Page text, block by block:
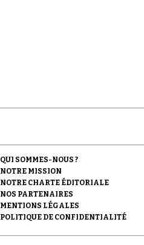
QUI SOMMES-NOUS ?
NOTRE MISSION
NOTRE CHARTE ÉDITORIALE
NOS PARTENAIRES
MENTIONS LÉGALES
POLITIQUE DE CONFIDENTIALITÉ